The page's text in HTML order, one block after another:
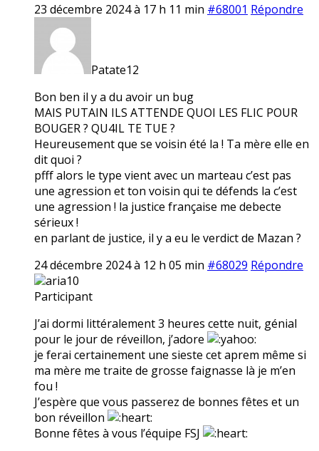
23 décembre 2024 à 17 h 11 min #68001 Répondre
Patate12
Bon ben il y a du avoir un bug
MAIS PUTAIN ILS ATTENDE QUOI LES FLIC POUR
BOUGER ? QU4IL TE TUE ?
Heureusement que se voisin été la ! Ta mère elle en
dit quoi ?
pfff alors le type vient avec un marteau c’est pas
une agression et ton voisin qui te défends la c’est
une agression ! la justice française me debecte
sérieux !
en parlant de justice, il y a eu le verdict de Mazan ?
24 décembre 2024 à 12 h 05 min #68029 Répondre
aria10
Participant
J’ai dormi littéralement 3 heures cette nuit, génial
pour le jour de réveillon, j’adore
je ferai certainement une sieste cet aprem même si
ma mère me traite de grosse faignasse là je m’en
fou !
J’espère que vous passerez de bonnes fêtes et un
bon réveillon
Bonne fêtes à vous l’équipe FSJ